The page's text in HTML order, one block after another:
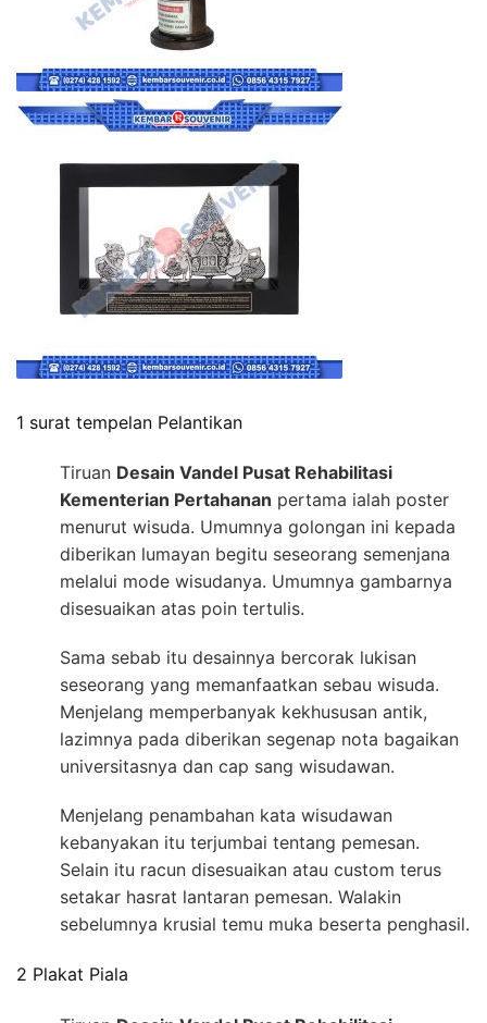
1 surat tempelan Pelantikan
Tiruan Desain Vandel Pusat Rehabilitasi
Kementerian Pertahanan pertama ialah poster
menurut wisuda. Umumnya golongan ini kepada
diberikan lumayan begitu seseorang semenjana
melalui mode wisudanya. Umumnya gambarnya
disesuaikan atas poin tertulis.
Sama sebab itu desainnya bercorak lukisan
seseorang yang memanfaatkan sebau wisuda.
Menjelang memperbanyak kekhususan antik,
lazimnya pada diberikan segenap nota bagaikan
universitasnya dan cap sang wisudawan.
Menjelang penambahan kata wisudawan
kebanyakan itu terjumbai tentang pemesan.
Selain itu racun disesuaikan atau custom terus
setakar hasrat lantaran pemesan. Walakin
sebelumnya krusial temu muka beserta penghasil.
2 Plakat Piala